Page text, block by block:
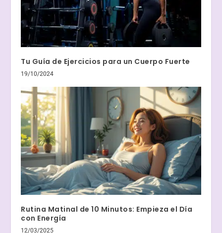
Tu Guía de Ejercicios para un Cuerpo Fuerte
19/10/2024
Rutina Matinal de 10 Minutos: Empieza el Día
con Energía
12/03/2025